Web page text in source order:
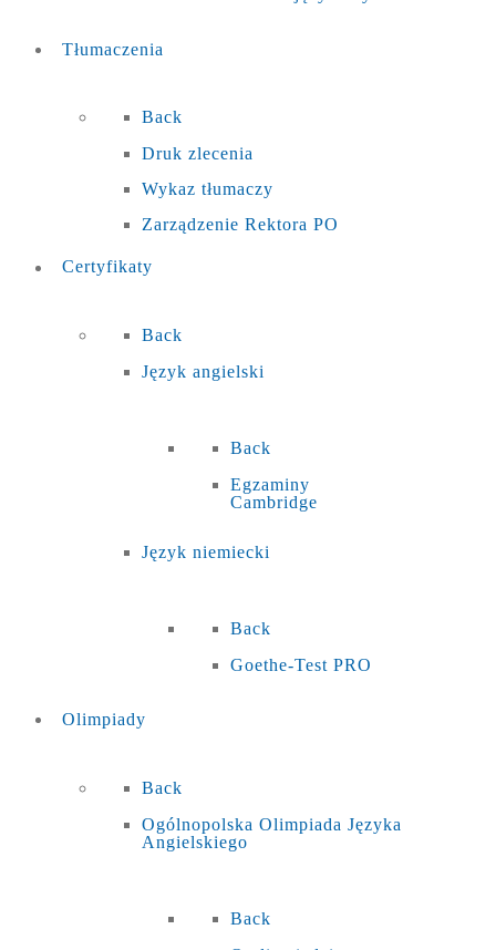
Tłumaczenia
Back
Druk zlecenia
Wykaz tłumaczy
Zarządzenie Rektora PO
Certyfikaty
Back
Język angielski
Back
Egzaminy
Cambridge
Język niemiecki
Back
Goethe-Test PRO
Olimpiady
Back
Ogólnopolska Olimpiada Języka
Angielskiego
Back